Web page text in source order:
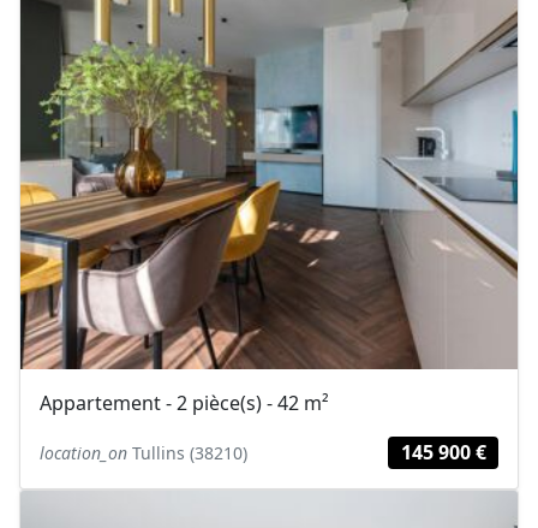
Appartement - 2 pièce(s) - 42 m²
location_on Tullins (38210) 145 900 €